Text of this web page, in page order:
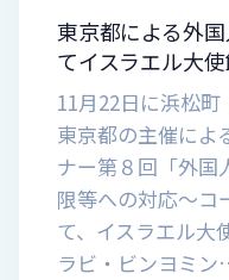
東京都による外
てイスラエル大
11月22日に浜松
東京都の主催によ
ナー第８回「外国
限等への対応～コ
て、イスラエル大
ラビ・ビンヨミ